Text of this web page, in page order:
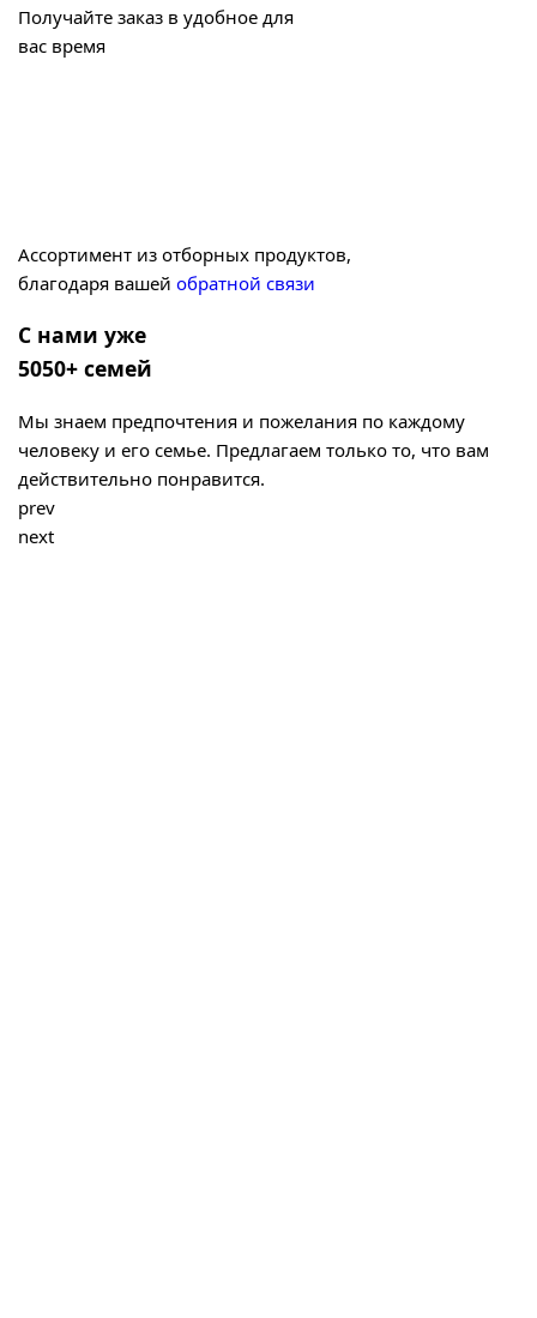
Получайте заказ в удобное для
вас время
Ассортимент из отборных продуктов,
благодаря вашей обратной связи
С нами уже
5050+ семей
Мы знаем предпочтения и пожелания по каждому
человеку и его семье. Предлагаем только то, что вам
действительно понравится.
prev
next